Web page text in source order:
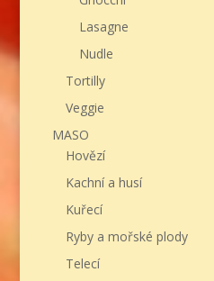
Lasagne
Nudle
Tortilly
Veggie
MASO
Hovězí
Kachní a husí
Kuřecí
Ryby a mořské plody
Telecí